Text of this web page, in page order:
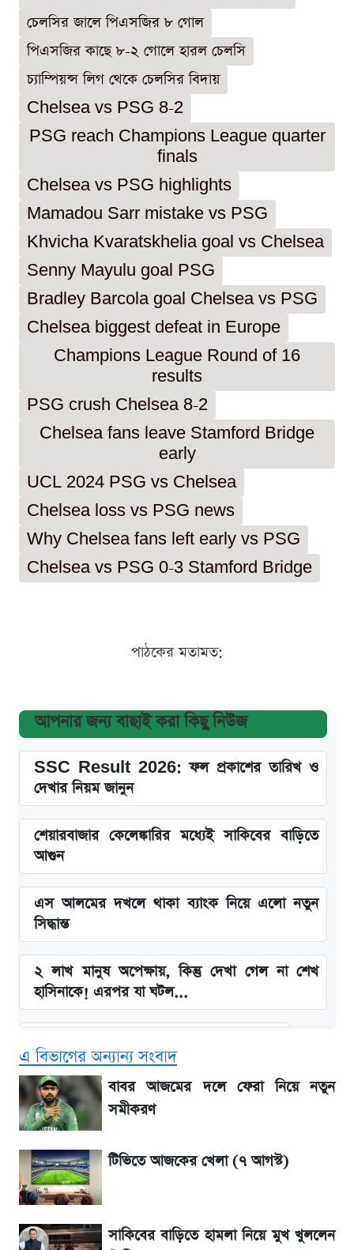
চেলসির জালে পিএসজির ৮ গোল
পিএসজির কাছে ৮-২ গোলে হারল চেলসি
চ্যাম্পিয়ন্স লিগ থেকে চেলসির বিদায়
Chelsea vs PSG 8-2
PSG reach Champions League quarter
finals
Chelsea vs PSG highlights
Mamadou Sarr mistake vs PSG
Khvicha Kvaratskhelia goal vs Chelsea
Senny Mayulu goal PSG
Bradley Barcola goal Chelsea vs PSG
Chelsea biggest defeat in Europe
Champions League Round of 16
results
PSG crush Chelsea 8-2
Chelsea fans leave Stamford Bridge
early
UCL 2024 PSG vs Chelsea
Chelsea loss vs PSG news
Why Chelsea fans left early vs PSG
Chelsea vs PSG 0-3 Stamford Bridge
পাঠকের মতামত:
আপনার জন্য বাছাই করা কিছু নিউজ
SSC Result 2026: ফল প্রকাশের তারিখ ও
দেখার নিয়ম জানুন
শেয়ারবাজার কেলেঙ্কারির মধ্যেই সাকিবের বাড়িতে
আগুন
এস আলমের দখলে থাকা ব্যাংক নিয়ে এলো নতুন
সিদ্ধান্ত
২ লাখ মানুষ অপেক্ষায়, কিন্তু দেখা গেল না শেখ
হাসিনাকে! এরপর যা ঘটল...
সাকিবের বাড়িতে হামলা নিয়ে মুখ খুললেন দিলীপ
ঘোষ
লিটনকে নিয়ে টিম ম্যানেজমেন্টের নতুন পরিকল্পনা
আগামীকালই স্পষ্ট হবে এসএসসি ফল প্রকাশের
তারিখ
এ বিভাগের অন্যান্য সংবাদ
বাবর আজমের দলে ফেরা নিয়ে নতুন
সমীকরণ
টিভিতে আজকের খেলা (৭ আগস্ট)
সাকিবের বাড়িতে হামলা নিয়ে মুখ খুললেন